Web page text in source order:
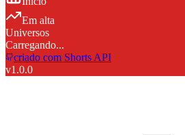
Em alta
Universos
Carregando...
criado com Shorts API
v1.0.0